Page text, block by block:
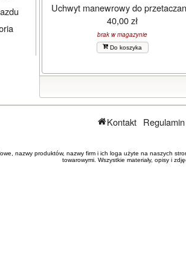
Uchwyt manewrowy do
40,00 zł
brak w magazynie
Do koszyka
Kontakt
nazwy produktów, nazwy firm i ich loga użyte na naszych
towarowymi. Wszystkie materiały, opisy i